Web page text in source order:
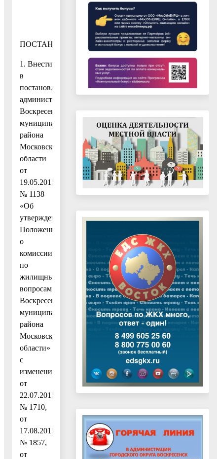
ПОСТАНОВЛЯЮ:
1. Внести
в
постановление
администрации
Воскресенского
муниципального
района
Московской
области
от
19.05.2015
№ 1138
«Об
утверждении
Положения
о
комиссии
по
жилищным
вопросам
Воскресенского
муниципального
района
Московской
области»
с
изменениями
от
22.07.2015
№ 1710,
от
17.08.2015
№ 1857,
от